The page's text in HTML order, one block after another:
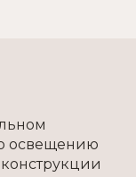
освещению